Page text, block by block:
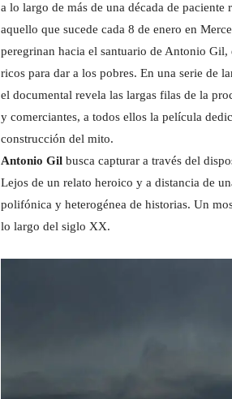
a lo largo de más de una década de
aquello que sucede cada 8 de enero en
peregrinan hacia el santuario de Antonio
ricos para dar a los pobres. En una serie de
el documental revela las largas filas de la
y comerciantes, a todos ellos la película
construcción del mito.
Antonio Gil busca capturar a través del
Lejos de un relato heroico y a distancia de
polifónica y heterogénea de historias. Un
lo largo del siglo XX.